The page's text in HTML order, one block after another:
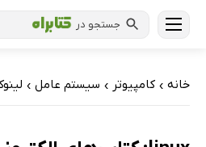
جستجو در
خانه › کامپیوتر › سیستم عامل ›